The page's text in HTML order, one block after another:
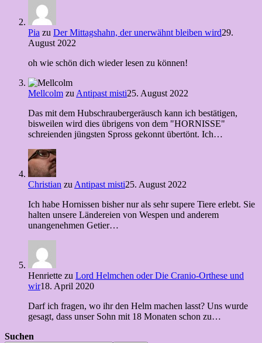
Pia zu Der Mittagshahn, der unerwähnt bleiben wird29.
August 2022
oh wie schön dich wieder lesen zu können!
Mellcolm zu Antipast misti25. August 2022
Das mit dem Hubschraubergeräusch kann ich bestätigen,
bisweilen wird dies übrigens von dem "HORNISSE"
schreienden jüngsten Spross gekonnt übertönt. Ich…
Christian zu Antipast misti25. August 2022
Ich habe Hornissen bisher nur als sehr supere Tiere erlebt. Sie
halten unsere Ländereien von Wespen und anderem
unangenehmen Getier…
Henriette zu Lord Helmchen oder Die Cranio-Orthese und
wir18. April 2020
Darf ich fragen, wo ihr den Helm machen lasst? Uns wurde
gesagt, dass unser Sohn mit 18 Monaten schon zu…
Suchen